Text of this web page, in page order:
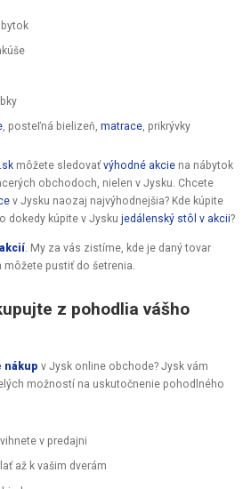
, posteľná bielizeň,matrace, prikrývky
môžete sledovaťvýhodné akcie na nábytok
obchodoch, nielen v Jysku. Chcete
v Jysku naozaj najvýhodnejšia? Kde kúpite
dokedy kúpite v Jysku jedálenský stôl v akcii?
. My za vás zistíme, kde je daný tovar
môžete pustiť do šetrenia.
z pohodlia vášho
nákup v Jysk online obchode? Jysk vám
možností na uskutočnenie pohodlného
v predajni
až k vašim dverám